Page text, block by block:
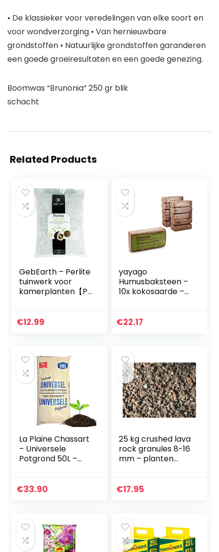
• De klassieker voor veredelingen van elke soort en
voor wondverzorging • Van hernieuwbare
grondstoffen • Natuurlijke grondstoffen garanderen
een goede groeiresultaten en een goede genezing.
Boomwas “Brunonia” 250 gr blik
schacht
Related Products
GebEarth – Perlite
tuinwerk voor
kamerplanten【Pe
€12.99
yayago
Humusbaksteen –
10x kokosaarde –
kokosvezels –
€22.17
La Plaine Chassart
– Universele
Potgrond 50L –
Buitenplanten –
€33.90
25 kg crushed lava
rock granules 8-16
mm – planten
€17.95